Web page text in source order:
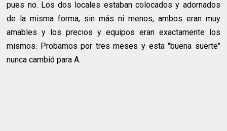
pues no. Los dos locales estaban colocados y adornados
de la misma forma, sin más ni menos, ambos eran muy
amables y los precios y equipos eran exactamente los
mismos. Probamos por tres meses y esta "buena suerte"
nunca cambió para A.